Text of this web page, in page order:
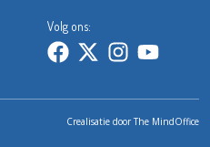
Volg ons:
Crealisatie doorThe MindOffice